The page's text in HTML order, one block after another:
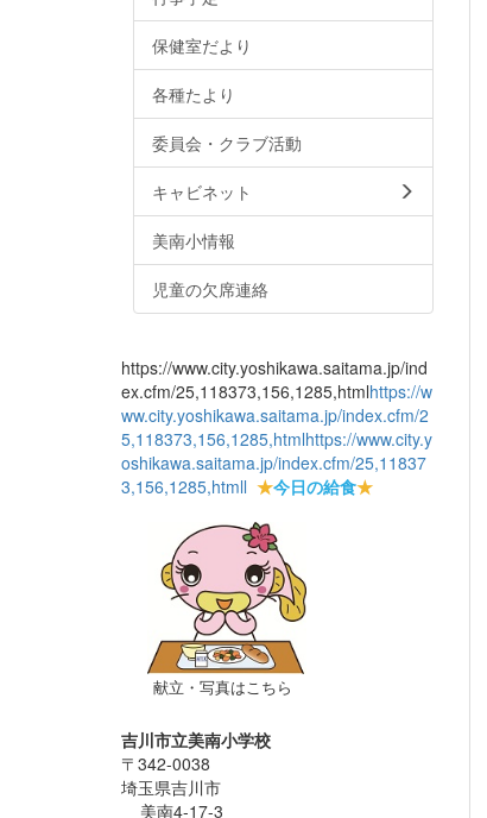
保健室だより
各種たより
委員会・クラブ活動
キャビネット
美南小情報
児童の欠席連絡
https://www.city.yoshikawa.saitama.jp/ind
ex.cfm/25,118373,156,1285,htmlhttps://w
ww.city.yoshikawa.saitama.jp/index.cfm/2
5,118373,156,1285,htmlhttps://www.city.y
oshikawa.saitama.jp/index.cfm/25,11837
3,156,1285,htmll ★今日の給食★
献立・写真はこちら
吉川市立美南小学校
〒342-0038
埼玉県吉川市
美南4-17-3